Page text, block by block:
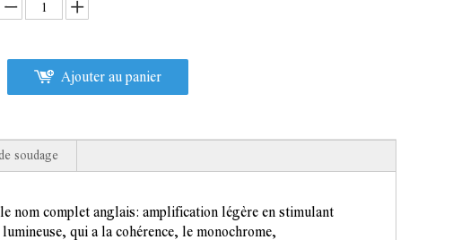
Ajouter au panier
soudage
nom complet anglais: amplification légère en stimulant
qui a la cohérence, le monochrome,